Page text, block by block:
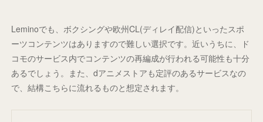
Leminoでも、ボクシングや欧州CL(ディレイ配信)といったスポ
ーツコンテンツはありますので難しい選択です。近いうちに、ド
コモのサービス内でコンテンツの再編成が行われる可能性も十分
あるでしょう。また、dアニメストアも定評のあるサービスなの
で、結構こちらに流れるものと想定されます。